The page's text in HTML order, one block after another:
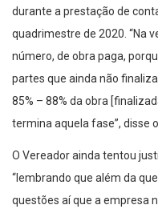
durante a prestação de
quadrimestre de 2020. “Na
número, de obra paga,
partes que ainda não
85% – 88% da obra
termina aquela fase”, disse
O Vereador ainda tentou
“lembrando que além da
questões aí que a empresa